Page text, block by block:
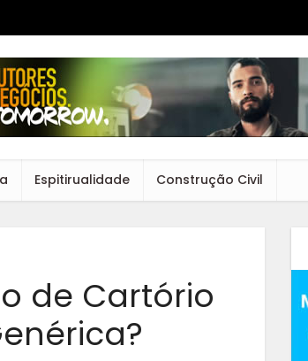
Espitirualidade Construção Civil
de Cartório